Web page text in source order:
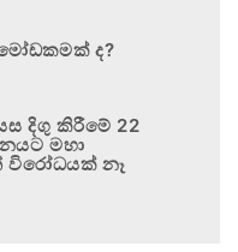
ද?
දිගු කිරීමේ 22
මහා
නෑ